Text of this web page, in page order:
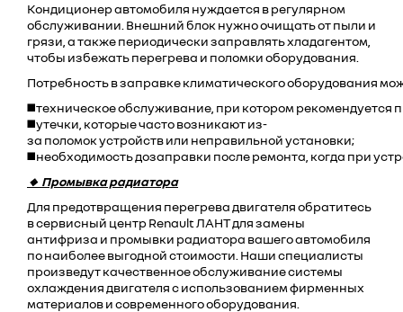
Кондиционер автомобиля нуждается в регулярном
обслуживании. Внешний блок нужно очищать от пыли и
грязи, а также периодически заправлять хладагентом,
чтобы избежать перегрева и поломки оборудования.
Потребность в заправке климатического оборудования
◼️техническое обслуживание, при котором рекомендуется
◼️утечки, которые часто возникают из-
за поломок устройств или неправильной установки;
◼️необходимость дозаправки после ремонта, когда при
🔸 Промывка радиатора
Для предотвращения перегрева двигателя обратитесь
в сервисный центр Renault ЛАНТ для замены
антифриза и промывки радиатора вашего автомобиля
по наиболее выгодной стоимости. Наши специалисты
произведут качественное обслуживание системы
охлаждения двигателя с использованием фирменных
материалов и современного оборудования.